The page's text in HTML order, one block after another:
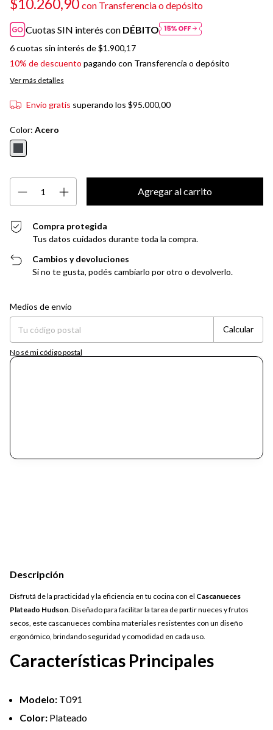
$10.260,90 con Transferencia o depósito
Cuotas SIN interés con DÉBITO
6cuotas sin interés de$1.900,17
10% de descuento pagando con Transferencia o depósito
Ver más detalles
Envío gratis superando los $95.000,00
Color: Acero
Compra protegida
Tus datos cuidados durante toda la compra.
Cambios y devoluciones
Si no te gusta, podés cambiarlo por otro o devolverlo.
Entregas para el CP:
Medios de envío
Calcular
No sé mi código postal
Descripción
Disfrutá de la practicidad y la eficiencia en tu cocina con el Cascanueces
Plateado Hudson . Diseñado para facilitar la tarea de partir nueces y frutos
secos, este cascanueces combina materiales resistentes con un diseño
ergonómico, brindando seguridad y comodidad en cada uso.
Características Principales
Modelo: T091
Color: Plateado